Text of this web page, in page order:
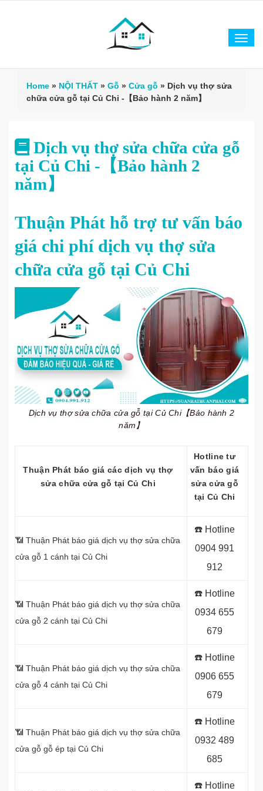
Home » NỘI THẤT » Gỗ » Cửa gỗ » Dịch vụ thợ sửa
chữa cửa gỗ tại Củ Chi -【Bảo hành 2 năm】
Dịch vụ thợ sửa chữa cửa gỗ
tại Củ Chi -【Bảo hành 2
năm】
Thuận Phát hỗ trợ tư vấn báo
giá chi phí dịch vụ thợ sửa
chữa cửa gỗ tại Củ Chi
Dịch vụ thợ sửa chữa cửa gỗ tại Củ Chi【Bảo hành 2
năm】
Thuận Phát báo giá các dịch vụ thợ
sửa chữa cửa gỗ tại Củ Chi
Hotline tư
vấn báo giá
sửa cửa gỗ
tại Củ Chi
📶 Thuận Phát báo giá dịch vụ thợ sửa chữa
cửa gỗ 1 cánh tại Củ Chi
☎️ Hotline
0904 991
912
📶 Thuận Phát báo giá dịch vụ thợ sửa chữa
cửa gỗ 2 cánh tại Củ Chi
☎️ Hotline
0934 655
679
📶 Thuận Phát báo giá dịch vụ thợ sửa chữa
cửa gỗ 4 cánh tại Củ Chi
☎️ Hotline
0906 655
679
📶 Thuận Phát báo giá dịch vụ thợ sửa chữa
cửa gỗ gỗ ép tại Củ Chi
☎️ Hotline
0932 489
685
☎️ Hotline